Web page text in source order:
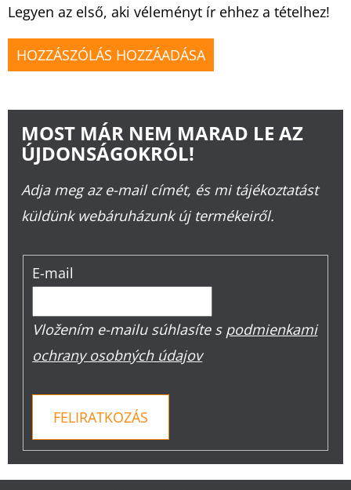
Legyen az első, aki véleményt ír ehhez a tételhez!
HOZZÁSZÓLÁS HOZZÁADÁSA
MOST MÁR NEM MARAD LE AZ
ÚJDONSÁGOKRÓL!
Adja meg az e-mail címét, és mi tájékoztatást
küldünk webáruházunk új termékeiről.
E-mail
Vložením e-mailu súhlasíte s podmienkami
ochrany osobných údajov
FELIRATKOZÁS